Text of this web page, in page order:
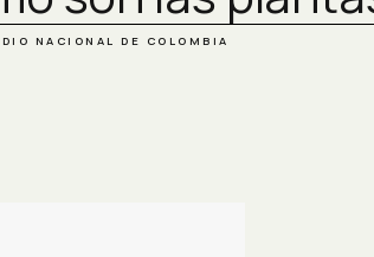
NACIONAL DE COLOMBIA